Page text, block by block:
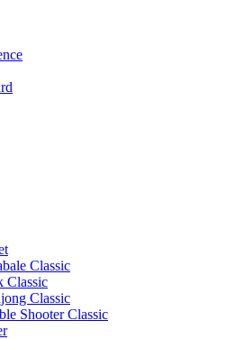
Classic
Classic
Classic
Shooter Classic